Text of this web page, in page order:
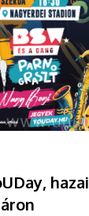
hazai